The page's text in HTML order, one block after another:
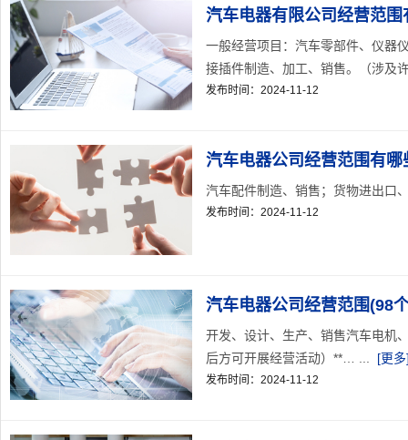
汽车电器有限公司经营范
一般经营项目：汽车零部件、仪器
接插件制造、加工、销售。（涉及
发布时间：2024-11-12
汽车电器公司经营范围有
汽车配件制造、销售；货物进出口
发布时间：2024-11-12
汽车电器公司经营范围(98
开发、设计、生产、销售汽车电机
后方可开展经营活动）**… ...
[更
发布时间：2024-11-12